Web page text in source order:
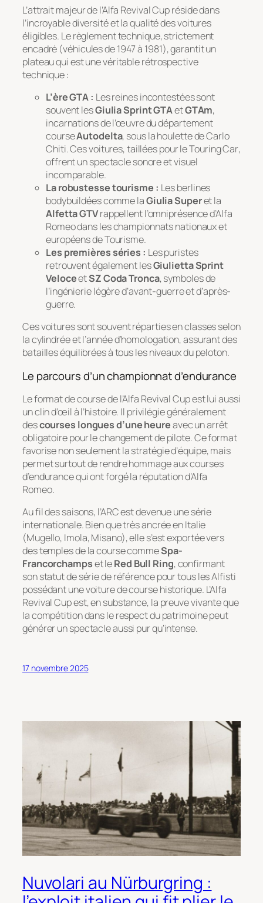
L’attrait majeur de l’Alfa Revival Cup réside dans
l’incroyable diversité et la qualité des voitures
éligibles. Le règlement technique, strictement
encadré (véhicules de 1947 à 1981), garantit un
plateau qui est une véritable rétrospective
technique :
L’ère GTA : Les reines incontestées sont
souvent lesGiulia Sprint GTAetGTAm,
incarnations de l’œuvre du département
courseAutodelta, sous la houlette de Carlo
Chiti. Ces voitures, taillées pour leTouring Car,
offrent un spectacle sonore et visuel
incomparable.
La robustesse tourisme : Les berlines
bodybuildées comme laGiulia Superet la
Alfetta GTVrappellent l’omniprésence d’Alfa
Romeo dans les championnats nationaux et
européens de Tourisme.
Les premières séries : Les puristes
retrouvent également lesGiulietta Sprint
VeloceetSZ Coda Tronca, symboles de
l’ingénierie légère d’avant-guerre et d’après-
guerre.
Ces voitures sont souvent réparties en classes selon
la cylindrée et l’année d’homologation, assurant des
batailles équilibrées à tous les niveaux du peloton.
Le parcours d’un championnat d’endurance
Le format de course de l’Alfa Revival Cup est lui aussi
un clin d’œil à l’histoire. Il privilégie généralement
descourses longues d’une heureavec un arrêt
obligatoire pour le changement de pilote. Ce format
favorise non seulement la stratégie d’équipe, mais
permet surtout de rendre hommage aux courses
d’endurance qui ont forgé la réputation d’Alfa
Romeo.
Au fil des saisons, l’ARC est devenue une série
internationale. Bien que très ancrée en Italie
(Mugello, Imola, Misano), elle s’est exportée vers
des temples de la course commeSpa-
Francorchampset leRed Bull Ring, confirmant
son statut de série de référence pour tous lesAlfisti
possédant une voiture de course historique. L’Alfa
Revival Cup est, en substance, la preuve vivante que
la compétition dans le respect du patrimoine peut
générer un spectacle aussi pur qu’intense.
17 novembre 2025
Nuvolari au Nürburgring :